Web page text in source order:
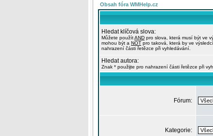
Obsah fóra WMHelp.cz
Hledat klíčová slova:
Můžete použítAND pro slova, která musí být ve
mohou být a NOT pro taková, která by ve
nahrazení části řetězce při vyhledávání.
Hledat autora:
Znak * použijte pro nahrazení části řetězce při
Fórum:
Kategorie: